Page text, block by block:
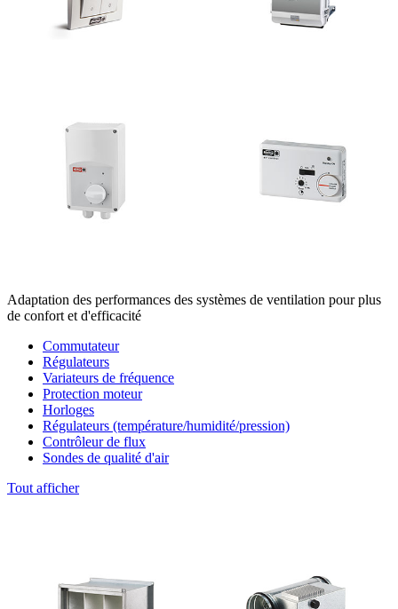
Adaptation des performances des systèmes de ventilation pour plus
de confort et d'efficacité
Commutateur
Régulateurs
Variateurs de fréquence
Protection moteur
Horloges
Régulateurs (température/humidité/pression)
Contrôleur de flux
Sondes de qualité d'air
Tout afficher